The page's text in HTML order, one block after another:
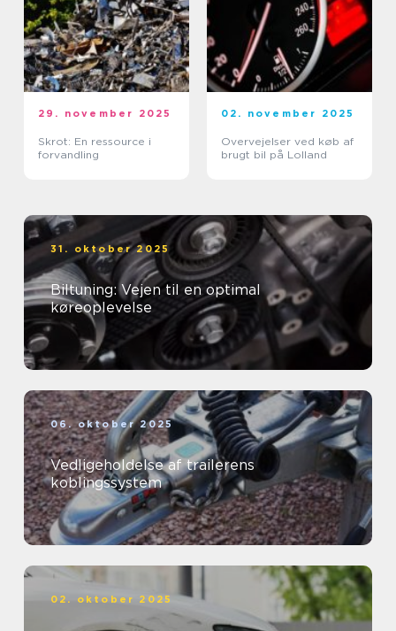
29. november 2025
Skrot: En ressource i
forvandling
02. november 2025
Overvejelser ved køb af
brugt bil på Lolland
31. oktober 2025
Biltuning: Vejen til en optimal
køreoplevelse
06. oktober 2025
Vedligeholdelse af trailerens
koblingssystem
02. oktober 2025